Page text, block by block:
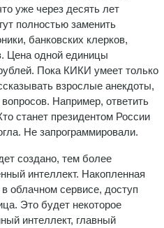
уже через десять лет
полностью заменить
банковских клерков,
Цена одной единицы
Пока КИКИ умеет только
взрослые анекдоты,
Например, ответить
станет президентом России
Не запрограммировали.
создано, тем более
интеллект. Накопленная
облачном сервисе, доступ
Это будет некоторое
интеллект, главный